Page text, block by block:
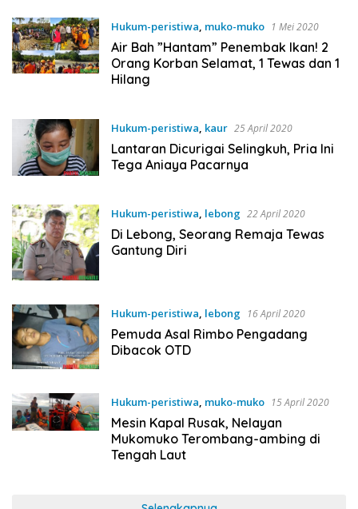
Hukum-peristiwa, muko-muko 1 Mei 2020
Air Bah ”Hantam” Penembak Ikan! 2
Orang Korban Selamat, 1 Tewas dan 1
Hilang
Hukum-peristiwa, kaur 25 April 2020
Lantaran Dicurigai Selingkuh, Pria Ini
Tega Aniaya Pacarnya
Hukum-peristiwa, lebong 22 April 2020
Di Lebong, Seorang Remaja Tewas
Gantung Diri
Hukum-peristiwa, lebong 16 April 2020
Pemuda Asal Rimbo Pengadang
Dibacok OTD
Hukum-peristiwa, muko-muko 15 April 2020
Mesin Kapal Rusak, Nelayan
Mukomuko Terombang-ambing di
Tengah Laut